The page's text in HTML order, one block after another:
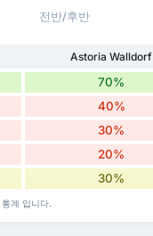
전반/후반
Astoria Walldorf
70%
40%
30%
20%
30%
계 입니다.